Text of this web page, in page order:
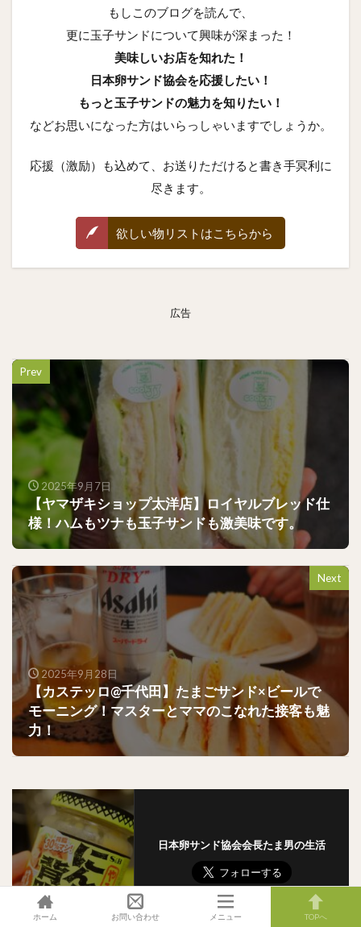
もしこのブログを読んで、
更に玉子サンドについて興味が深まった！
美味しいお店を知れた！
日本卵サンド協会を応援したい！
もっと玉子サンドの魅力を知りたい！
などお思いになった方はいらっしゃいますでしょうか。
応援（激励）も込めて、お送りただけると書き手冥利に
尽きます。
欲しい物リストはこちらから
広告
Prev
2025年9月7日
【ヤマザキショップ太洋店】ロイヤルブレッド仕
様！ハムもツナも玉子サンドも激美味です。
Next
2025年9月28日
【カステッロ@千代田】たまごサンド×ビールで
モーニング！マスターとママのこなれた接客も魅
力！
日本卵サンド協会会長たま男の生活
ホーム お問い合わせ メニュー TOPへ